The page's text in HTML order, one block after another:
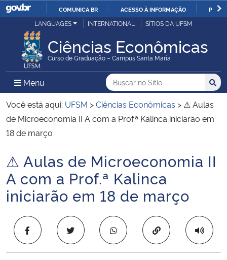
IR
O
COMUNICA BR ACESSO À INFORMAÇÃO
Ministério da Justiça e Segurança Pública
Ministério da Defesa
Ministério das Relações Exteriores
Ministério da Economia
Ministério da Infraestrutura
Ministério da Agricultura, Pecuária e Abastecimento
Ministério da Cidadania
LANGUAGES INTERNATIONAL SÍTIOS DA UFSM
Ciências Econômicas
Curso de Graduação – Campus Santa Maria
Menu Menu Principal do Sítio
Busca
Buscar no no Sítio
Busca:
Você está aqui: UFSM >Ciências Econômicas > ⚠ Aulas
de Microeconomia II A com a Prof.ª Kalinca iniciarão em
18 de março
Início do conteúdo
⚠ Aulas de Microeconomia II
A com a Prof.ª Kalinca
iniciarão em 18 de março
Copiar para área